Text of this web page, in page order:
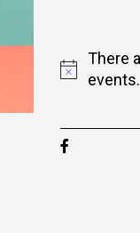
There
events.